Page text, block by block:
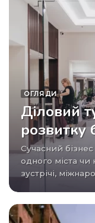
ОГЛЯДИ
Діловий
розвитку
Сучасний бізнес дедалі більше виходить за межі
одного міста чи
зустрічі,